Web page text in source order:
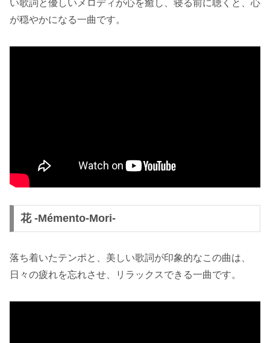
い歌詞と優しいメロディが心を癒し、寝る前に聴くと、心
が穏やかになる一曲です。
花 -Mémento-Mori-
落ち着いたテンポと、美しい歌詞が印象的なこの曲は、
日々の疲れを忘れさせ、リラックスできる一曲です。